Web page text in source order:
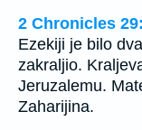
2 Chronicles
Ezekiji je bilo
zakraljio.
Jeruzalemu.
Zaharijina.